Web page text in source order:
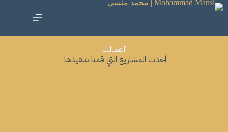
أعمالنــا
أحدث المشاريع التي قمنا بتنفيذها